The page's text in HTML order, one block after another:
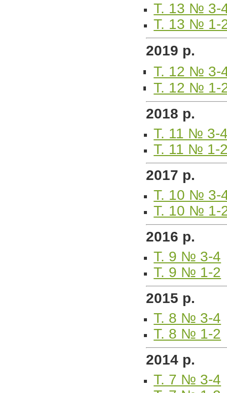
Т. 13 № 3-
Т. 13 № 1-
2019 р.
Т. 12 № 3-
Т. 12 № 1-
2018 р.
Т. 11 № 3-
Т. 11 № 1-
2017 р.
Т. 10 № 3-
Т. 10 № 1-
2016 р.
Т. 9 № 3-4
Т. 9 № 1-2
2015 р.
Т. 8 № 3-4
Т. 8 № 1-2
2014 р.
Т. 7 № 3-4